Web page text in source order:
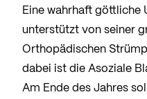
Eine wahrhaft göttliche
unterstützt von seiner
Orthopädischen
dabei ist die Asoziale
Am Ende des Jahres